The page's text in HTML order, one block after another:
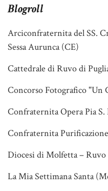
Blogroll
Arciconfraternita del SS.
Sessa Aurunca (CE)
Cattedrale di Ruvo di
Concorso Fotografico "Un
Confraternita Opera Pia S.
Confraternita
Diocesi di Molfetta –
La Mia Settimana Santa